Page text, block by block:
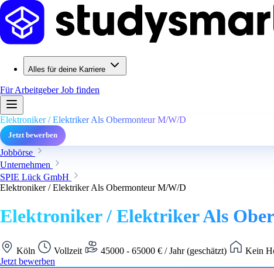
Alles für deine Karriere
Für ArbeitgeberJob finden
Elektroniker / Elektriker Als Obermonteur M/W/D
Jetzt bewerben
Jobbörse
Unternehmen
SPIE Lück GmbH
Elektroniker / Elektriker Als Obermonteur M/W/D
Elektroniker / Elektriker Als
Köln Vollzeit 45000 - 65000 € / Jahr (geschätzt)
Kein
Jetzt bewerben